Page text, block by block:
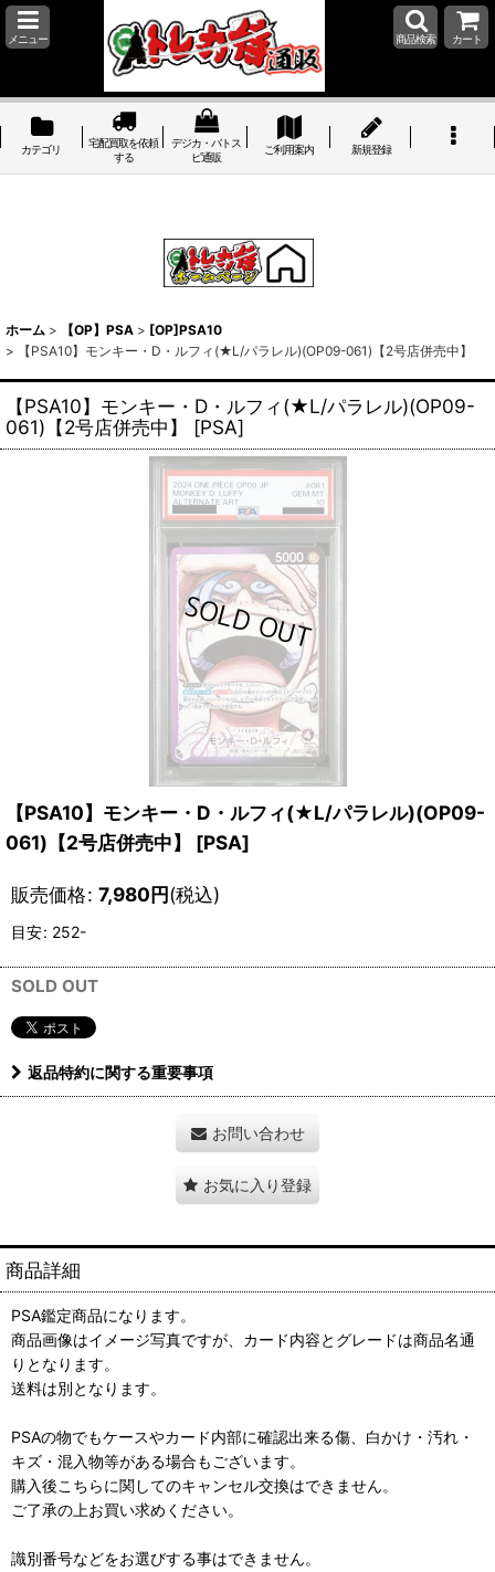
メニュー 商品検索 カート
カテゴリ
宅配買取を依頼
する
デジカ・バトス
ピ通販
ご利用案内 新規登録
ホーム > 【OP】PSA > [OP]PSA10
>
【PSA10】モンキー・D・ルフィ(★L/パラレル)(OP09-061)【2号店併売中】
【PSA10】モンキー・D・ルフィ(★L/パラレル)(OP09-
061)【2号店併売中】
[PSA]
【PSA10】モンキー・D・ルフィ(★L/パラレル)(OP09-
061)【2号店併売中】
[PSA]
販売価格: 7,980円(税込)
目安: 252-
SOLD OUT
返品特約に関する重要事項
お問い合わせ
お気に入り登録
商品詳細
PSA鑑定商品になります。
商品画像はイメージ写真ですが、カード内容とグレードは商品名通
りとなります。
送料は別となります。
PSAの物でもケースやカード内部に確認出来る傷、白かけ・汚れ・
キズ・混入物等がある場合もございます。
購入後こちらに関してのキャンセル交換はできません。
ご了承の上お買い求めください。
識別番号などをお選びする事はできません。